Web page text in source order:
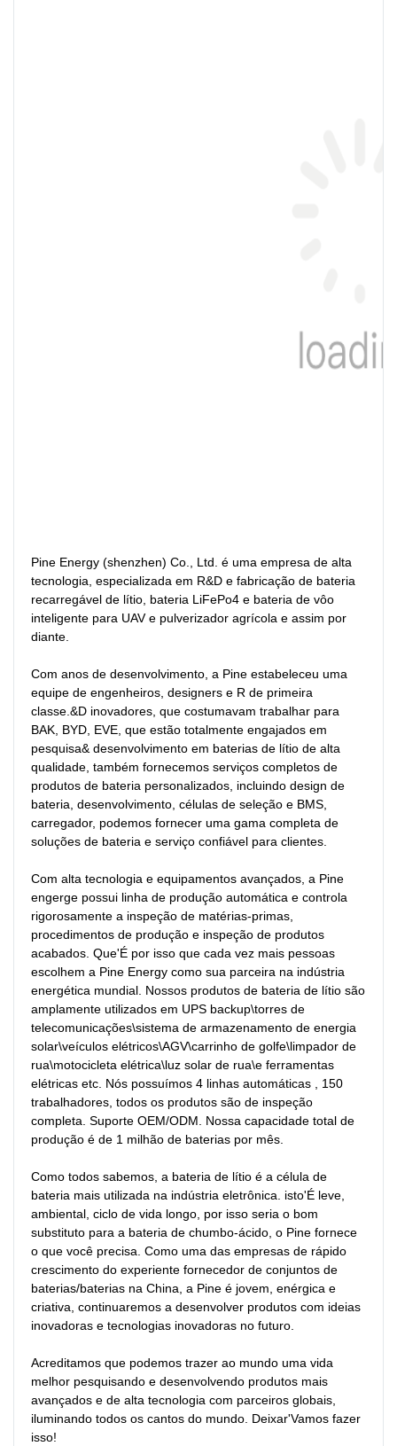
Pine Energy (shenzhen) Co., Ltd. é uma empresa de alta
tecnologia, especializada em R&D e fabricação de bateria
recarregável de lítio, bateria LiFePo4 e bateria de vôo
inteligente para UAV e pulverizador agrícola e assim por
diante.
Com anos de desenvolvimento, a Pine estabeleceu uma
equipe de engenheiros, designers e R de primeira
classe.&D inovadores, que costumavam trabalhar para
BAK, BYD, EVE, que estão totalmente engajados em
pesquisa& desenvolvimento em baterias de lítio de alta
qualidade, também fornecemos serviços completos de
produtos de bateria personalizados, incluindo design de
bateria, desenvolvimento, células de seleção e BMS,
carregador, podemos fornecer uma gama completa de
soluções de bateria e serviço confiável para clientes.
Com alta tecnologia e equipamentos avançados, a Pine
engerge possui linha de produção automática e controla
rigorosamente a inspeção de matérias-primas,
procedimentos de produção e inspeção de produtos
acabados. Que'É por isso que cada vez mais pessoas
escolhem a Pine Energy como sua parceira na indústria
energética mundial. Nossos produtos de bateria de lítio são
amplamente utilizados em UPS backup\torres de
telecomunicações\sistema de armazenamento de energia
solar\veículos elétricos\AGV\carrinho de golfe\limpador de
rua\motocicleta elétrica\luz solar de rua\e ferramentas
elétricas etc. Nós possuímos 4 linhas automáticas , 150
trabalhadores, todos os produtos são de inspeção
completa. Suporte OEM/ODM. Nossa capacidade total de
produção é de 1 milhão de baterias por mês.
Como todos sabemos, a bateria de lítio é a célula de
bateria mais utilizada na indústria eletrônica. isto'É leve,
ambiental, ciclo de vida longo, por isso seria o bom
substituto para a bateria de chumbo-ácido, o Pine fornece
o que você precisa. Como uma das empresas de rápido
crescimento do experiente fornecedor de conjuntos de
baterias/baterias na China, a Pine é jovem, enérgica e
criativa, continuaremos a desenvolver produtos com ideias
inovadoras e tecnologias inovadoras no futuro.
Acreditamos que podemos trazer ao mundo uma vida
melhor pesquisando e desenvolvendo produtos mais
avançados e de alta tecnologia com parceiros globais,
iluminando todos os cantos do mundo. Deixar'Vamos fazer
isso!